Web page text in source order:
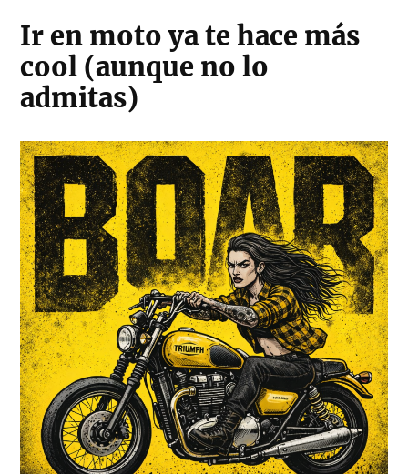
Ir en moto ya te hace más
cool (aunque no lo
admitas)